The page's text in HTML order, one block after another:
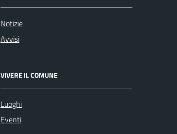
Notizie
Avvisi
VIVERE IL COMUNE
Luoghi
Eventi